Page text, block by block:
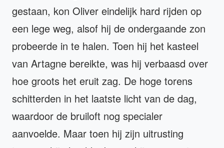
gestaan, kon Oliver eindelijk hard rijden op
een lege weg, alsof hij de ondergaande zon
probeerde in te halen. Toen hij het kasteel
van Artagne bereikte, was hij verbaasd over
hoe groots het eruit zag. De hoge torens
schitterden in het laatste licht van de dag,
waardoor de bruiloft nog specialer
aanvoelde. Maar toen hij zijn uitrusting